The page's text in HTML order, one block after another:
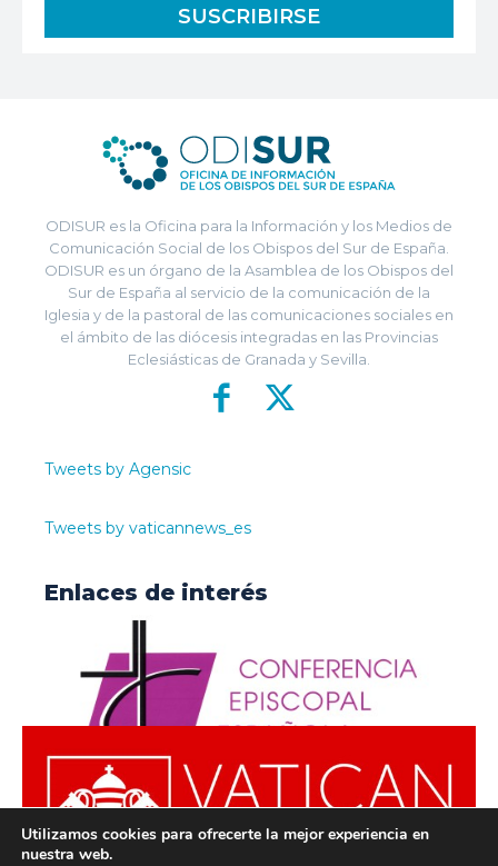
ODISUR es la Oficina para la Información y los Medios de
Comunicación Social de los Obispos del Sur de España.
ODISUR es un órgano de la Asamblea de los Obispos del
Sur de España al servicio de la comunicación de la
Iglesia y de la pastoral de las comunicaciones sociales en
el ámbito de las diócesis integradas en las Provincias
Eclesiásticas de Granada y Sevilla.
Tweets by Agensic
Tweets by vaticannews_es
Enlaces de interés
Utilizamos cookies para ofrecerte la mejor experiencia en
nuestra web.